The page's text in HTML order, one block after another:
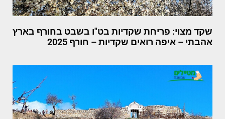
שקד מצוי: פריחת שקדיות בט"ו בשבט בחורף בארץ
אהבתי – איפה רואים שקדיות – חורף 2025